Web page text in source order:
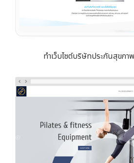
ทำเว็บไซต์บริษัทประกันสุขภ